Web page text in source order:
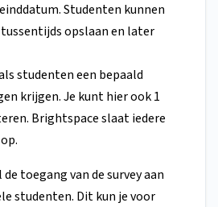
Studenten kunnen
tussentijds opslaan en later
studenten een bepaald
krijgen. Je kunt hier ook 1
Brightspace slaat iedere
de toegang van de survey aan
studenten. Dit kun je voor